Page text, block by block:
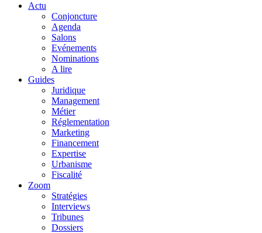
Actu
Conjoncture
Agenda
Salons
Evénements
Nominations
A lire
Guides
Juridique
Management
Métier
Réglementation
Marketing
Financement
Expertise
Urbanisme
Fiscalité
Zoom
Stratégies
Interviews
Tribunes
Dossiers